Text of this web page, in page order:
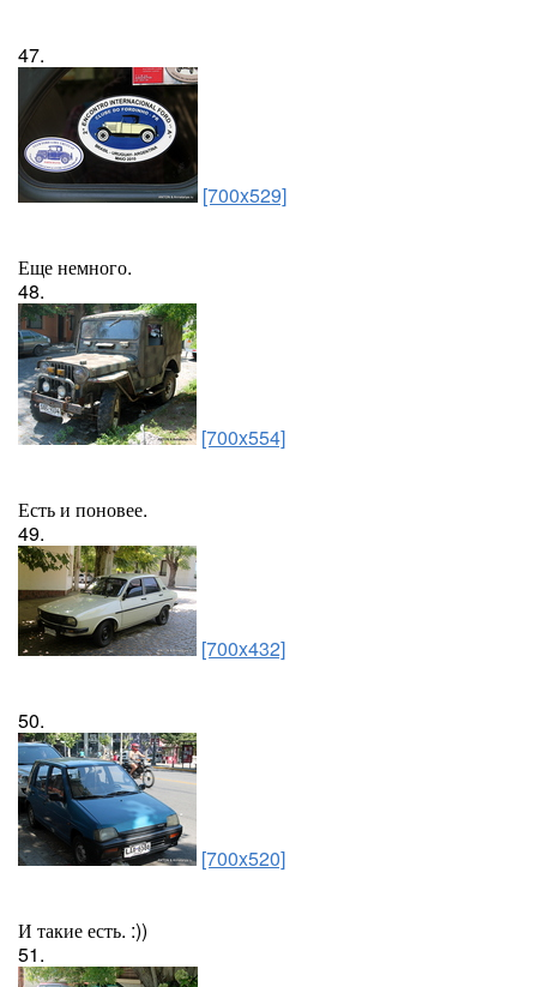
47.
[700x529]
Еще немного.
48.
[700x554]
Есть и поновее.
49.
[700x432]
50.
[700x520]
И такие есть. :))
51.